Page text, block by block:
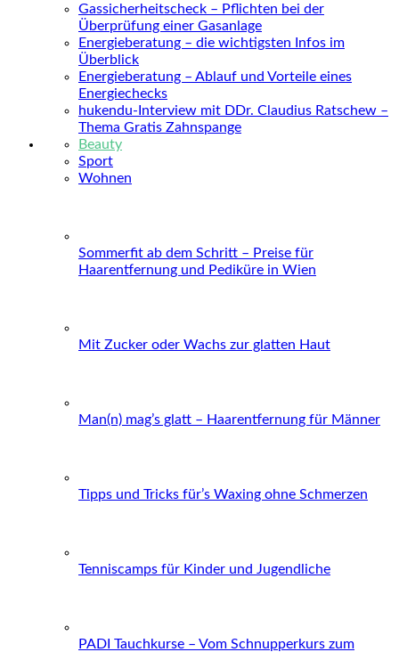
Gassicherheitscheck – Pflichten bei der
Überprüfung einer Gasanlage
Energieberatung – die wichtigsten Infos im
Überblick
Energieberatung – Ablauf und Vorteile eines
Energiechecks
hukendu-Interview mit DDr. Claudius Ratschew –
Thema Gratis Zahnspange
Beauty
Sport
Wohnen
Sommerfit ab dem Schritt – Preise für
Haarentfernung und Pediküre in Wien
Mit Zucker oder Wachs zur glatten Haut
Man(n) mag’s glatt – Haarentfernung für Männer
Tipps und Tricks für’s Waxing ohne Schmerzen
Tenniscamps für Kinder und Jugendliche
PADI Tauchkurse – Vom Schnupperkurs zum